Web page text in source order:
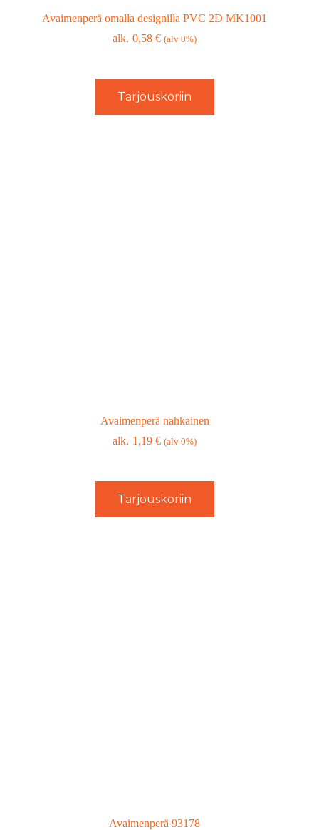
Avaimenperä omalla designilla PVC 2D MK1001
0,58€ (alv 0%)
Tarjouskoriin
Avaimenperä nahkainen
1,19€ (alv 0%)
Tarjouskoriin
Avaimenperä 93178